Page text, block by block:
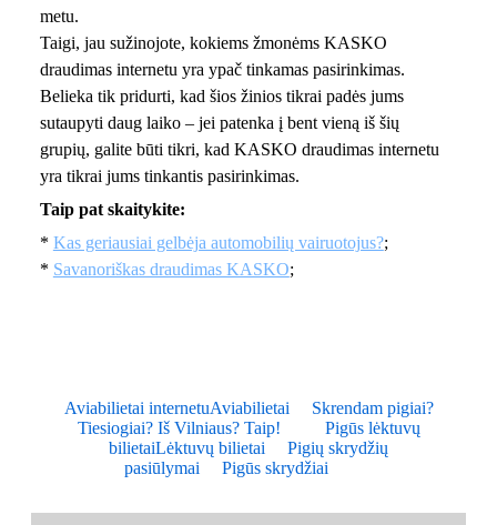
metu.
Taigi, jau sužinojote, kokiems žmonėms KASKO
draudimas internetu yra ypač tinkamas pasirinkimas.
Belieka tik pridurti, kad šios žinios tikrai padės jums
sutaupyti daug laiko – jei patenka į bent vieną iš šių
grupių, galite būti tikri, kad KASKO draudimas internetu
yra tikrai jums tinkantis pasirinkimas.
Taip pat skaitykite:
* Kas geriausiai gelbėja automobilių vairuotojus?;
* Savanoriškas draudimas KASKO;
Aviabilietai internetuAviabilietai
Skrendam pigiai?
Tiesiogiai? Iš Vilniaus? Taip!
Pigūs lėktuvų
bilietaiLėktuvų bilietai
Pigių skrydžių
pasiūlymai
Pigūs skrydžiai